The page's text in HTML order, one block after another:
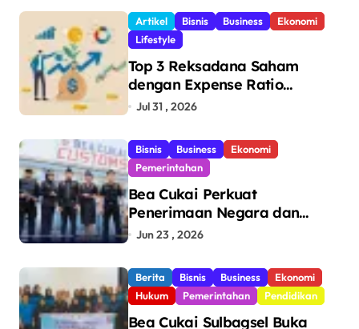
Makassar
Artikel Bisnis Business
Ekonomi
Lifestyle
Top 3 Reksadana Saham
dengan Expense Ratio
Terendah
Jul 31 , 2026
Bisnis Business
Ekonomi
Pemerintahan
Bea Cukai Perkuat
Penerimaan Negara dan
Pengawasan, Setor Rp123,8
Jun 23 , 2026
Berita Bisnis Business
Ekonomi
Hukum
Pemerintahan Pendidikan
Bea Cukai Sulbagsel Buka